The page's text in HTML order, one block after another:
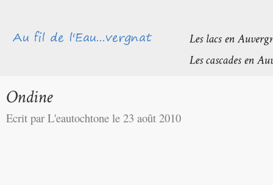
Ecrit par L'eautochtone le 23 août 2010